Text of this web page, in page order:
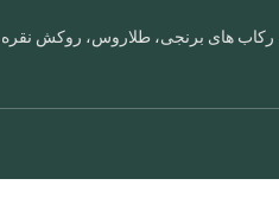
رکاب های برنجی، طلاروس، روکش